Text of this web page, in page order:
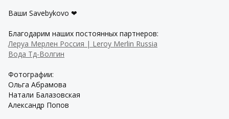
Ваши Savebykovo ❤
Благодарим наших постоянных партнеров:
Леруа Мерлен Россия | Leroy Merlin Russia
Вода Тд-Волгин
Фотографии:
Ольга Абрамова
Натали Балазовская
Александр Попов